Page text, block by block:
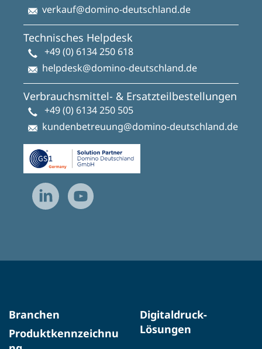
verkauf@domino-deutschland.de
Technisches Helpdesk
+49 (0) 6134 250 618
helpdesk@domino-deutschland.de
Verbrauchsmittel- & Ersatzteilbestellungen
+49 (0) 6134 250 505
kundenbetreuung@domino-deutschland.de
Branchen
Produktkennzeichnu
Digitaldruck-
Lösungen